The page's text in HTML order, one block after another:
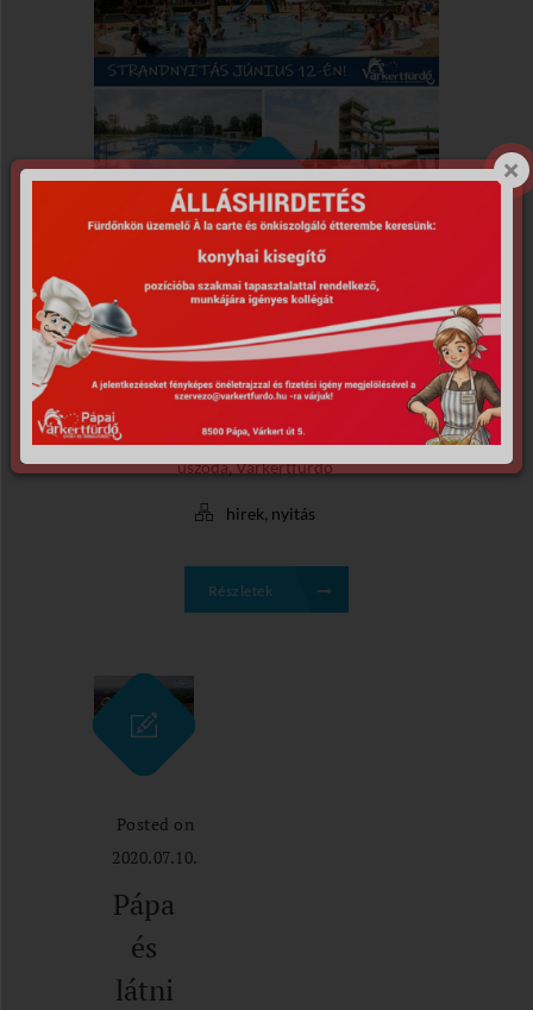
Posted on 2021.06.04.
Strandnyitás 2021.06.12
enyhítések,Pápa,Strand
uszoda,Várkertfürdő
hirek, nyitás
Részletek
Posted on
2020.07.10.
Pápa
és
látni